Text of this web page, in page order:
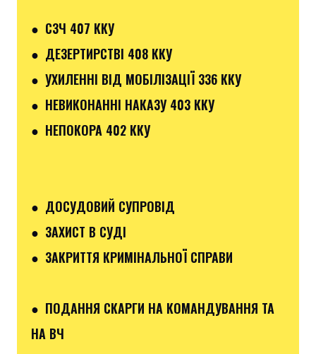
● СЗЧ 407 ККУ
● ДЕЗЕРТИРСТВІ 408 ККУ
● УХИЛЕННІ ВІД МОБІЛІЗАЦІЇ 336 ККУ
● НЕВИКОНАННІ НАКАЗУ 403 ККУ
● НЕПОКОРА 402 ККУ
● ДОСУДОВИЙ СУПРОВІД
● ЗАХИСТ В СУДІ
● ЗАКРИТТЯ КРИМІНАЛЬНОЇ СПРАВИ
● ПОДАННЯ СКАРГИ НА КОМАНДУВАННЯ ТА
НА ВЧ